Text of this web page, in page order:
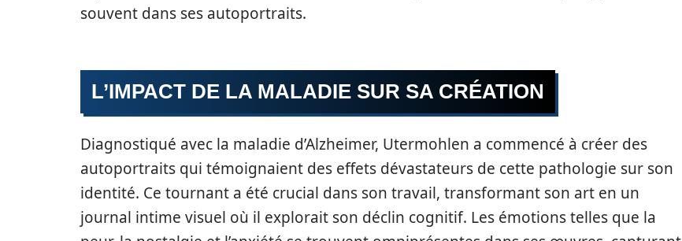
souvent dans ses autoportraits.
L’IMPACT DE LA MALADIE SUR SA CRÉATION
Diagnostiqué avec la maladie d’Alzheimer, Utermohlen a commencé à créer des
autoportraits qui témoignaient des effets dévastateurs de cette pathologie sur son
identité. Ce tournant a été crucial dans son travail, transformant son art en un
journal intime visuel où il explorait son déclin cognitif. Les émotions telles que la